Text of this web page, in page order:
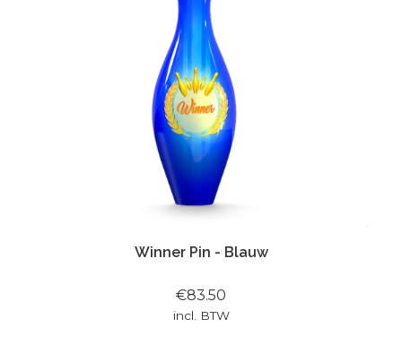
Winner Pin - Blauw
€83.50
incl. BTW